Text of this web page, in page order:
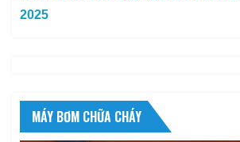
2025
MÁY BƠM CHỮA CHÁY